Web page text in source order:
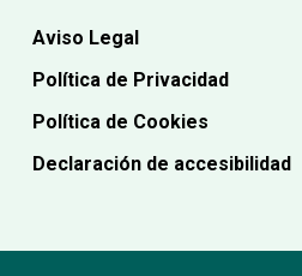
Aviso Legal
Política de Privacidad
Política de Cookies
Declaración de accesibilidad